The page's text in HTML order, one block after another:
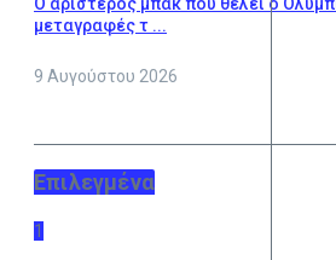
μεταγραφές τ ...
9 Αυγούστου 2026
Επιλεγμένα
1